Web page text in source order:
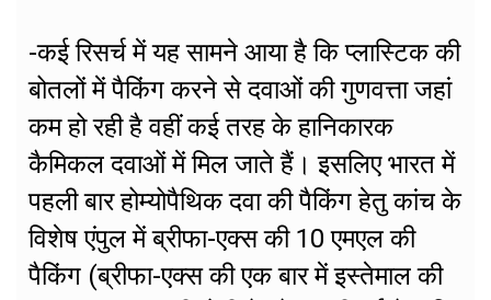
-कई रिसर्च में यह सामने आया है कि प्लास्टिक की
बोतलों में पैकिंग करने से दवाओं की गुणवत्ता जहां
कम हो रही है वहीं कई तरह के हानिकारक
कैमिकल दवाओं में मिल जाते हैं। इसलिए भारत में
पहली बार होम्योपैथिक दवा की पैकिंग हेतु कांच के
विशेष एंपुल में ब्रीफा-एक्स की 10 एमएल की
पैकिंग (ब्रीफा-एक्स की एक बार में इस्तेमाल की